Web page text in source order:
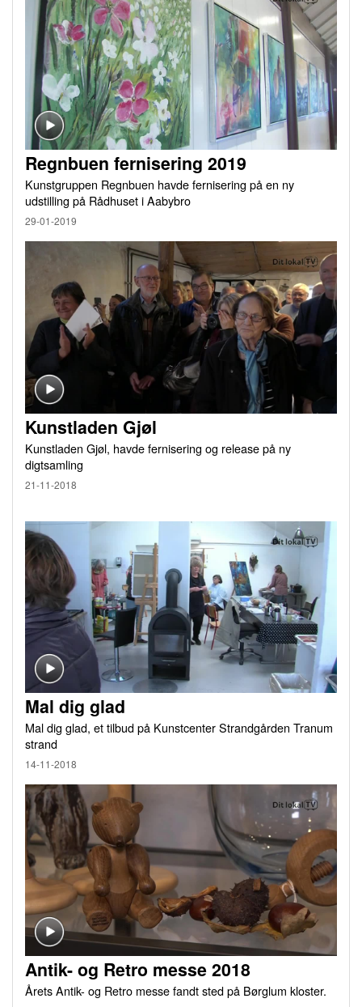
Regnbuen fernisering 2019
Kunstgruppen Regnbuen havde fernisering på en ny
udstilling på Rådhuset i Aabybro
29-01-2019
Kunstladen Gjøl
Kunstladen Gjøl, havde fernisering og release på ny
digtsamling
21-11-2018
Mal dig glad
Mal dig glad, et tilbud på Kunstcenter Strandgården Tranum
strand
14-11-2018
Antik- og Retro messe 2018
Årets Antik- og Retro messe fandt sted på Børglum kloster.